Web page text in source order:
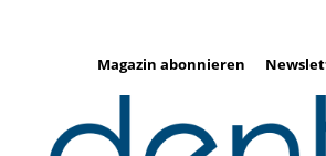
Magazin abonnieren